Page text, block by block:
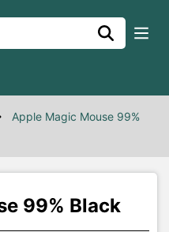
Apple Magic Mouse 99%
99% Black
a-